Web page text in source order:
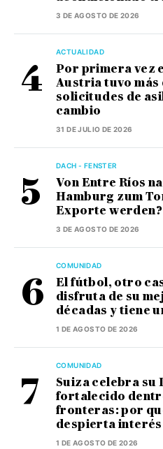
3 DE AGOSTO DE 2026
ACTUALIDAD
Por primera vez
Austria tuvo
solicitudes de
cambio
31 DE JULIO DE 2026
DACH - FENSTER
Von Entre Ríos
Hamburg zum
Exporte werden?
3 DE AGOSTO DE 2026
COMUNIDAD
El fútbol, otro
disfruta de su
décadas y tiene
1 DE AGOSTO DE 2026
COMUNIDAD
Suiza celebra su
fortalecido
fronteras: por
despierta
1 DE AGOSTO DE 2026